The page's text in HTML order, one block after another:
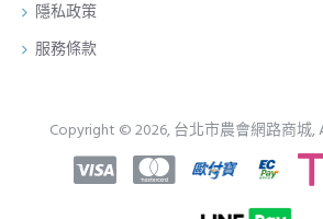
隱私政策
服務條款
Copyright © 2026, 台北市農會網路商城,